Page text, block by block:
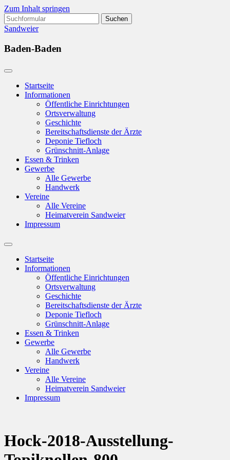
Zum Inhalt springen
Suchen
nach:
Sandweier
Baden-Baden
Startseite
Informationen
Öffentliche Einrichtungen
Ortsverwaltung
Geschichte
Bereitschaftsdienste der Ärzte
Deponie Tiefloch
Grünschnitt-Anlage
Essen & Trinken
Gewerbe
Alle Gewerbe
Handwerk
Vereine
Alle Vereine
Heimatverein Sandweier
Impressum
Suchfeld
ein-/ausblenden
Startseite
Informationen
Öffentliche Einrichtungen
Ortsverwaltung
Geschichte
Bereitschaftsdienste der Ärzte
Deponie Tiefloch
Grünschnitt-Anlage
Essen & Trinken
Gewerbe
Alle Gewerbe
Handwerk
Vereine
Alle Vereine
Heimatverein Sandweier
Impressum
Hock-2018-Ausstellung-